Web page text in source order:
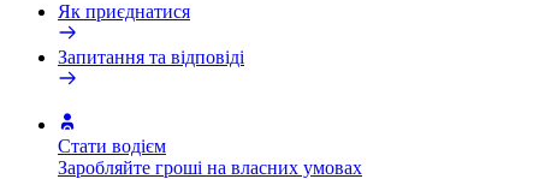
Як приєднатися
Запитання та відповіді
Стати водієм
Заробляйте гроші на власних умовах